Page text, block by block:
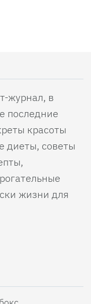
журнал, в
последние
красоты
диеты, советы
жизни для